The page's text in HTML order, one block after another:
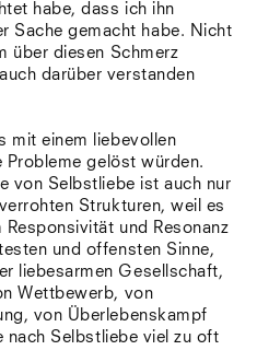
habe, dass ich ihn
Sache gemacht habe. Nicht
über diesen Schmerz
darüber verstanden
mit einem liebevollen
Probleme gelöst würden.
von Selbstliebe ist auch nur
Strukturen, weil es
Responsivität und Resonanz
und offensten Sinne,
liebesarmen Gesellschaft,
Wettbewerb, von
von Überlebenskampf
nach Selbstliebe viel zu oft